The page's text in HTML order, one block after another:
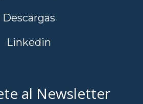
Descargas
Linkedin
al Newsletter